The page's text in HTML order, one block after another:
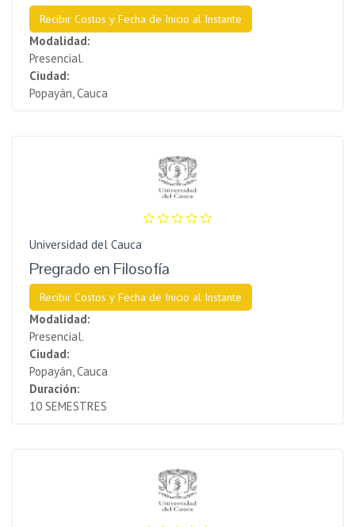
Recibir Costos y Fecha de Inicio al Instante
Modalidad:
Presencial.
Ciudad:
Popayán, Cauca
Universidad del Cauca
Pregrado en Filosofía
Recibir Costos y Fecha de Inicio al Instante
Modalidad:
Presencial.
Ciudad:
Popayán, Cauca
Duración:
10 SEMESTRES